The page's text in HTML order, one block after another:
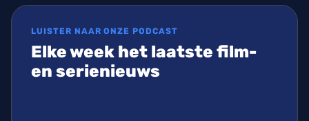
LUISTER NAAR ONZE PODCAST
Elke week het laatste film-
en serienieuws